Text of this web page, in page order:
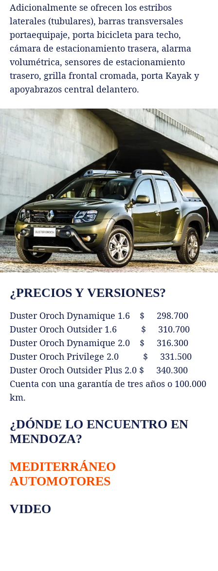
Adicionalmente se ofrecen los estribos
laterales (tubulares), barras transversales
portaequipaje, porta bicicleta para techo,
cámara de estacionamiento trasera, alarma
volumétrica, sensores de estacionamiento
trasero, grilla frontal cromada, porta Kayak y
apoyabrazos central delantero.
¿PRECIOS Y VERSIONES?
Duster Oroch Dynamique 1.6 $ 298.700
Duster Oroch Outsider 1.6 $ 310.700
Duster Oroch Dynamique 2.0 $ 316.300
Duster Oroch Privilege 2.0 $ 331.500
Duster Oroch Outsider Plus 2.0 $ 340.300
Cuenta con una garantía de tres años o 100.000
km.
¿DÓNDE LO ENCUENTRO EN
MENDOZA?
MEDITERRÁNEO
AUTOMOTORES
VIDEO